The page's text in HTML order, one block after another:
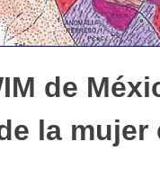
de
la mujer